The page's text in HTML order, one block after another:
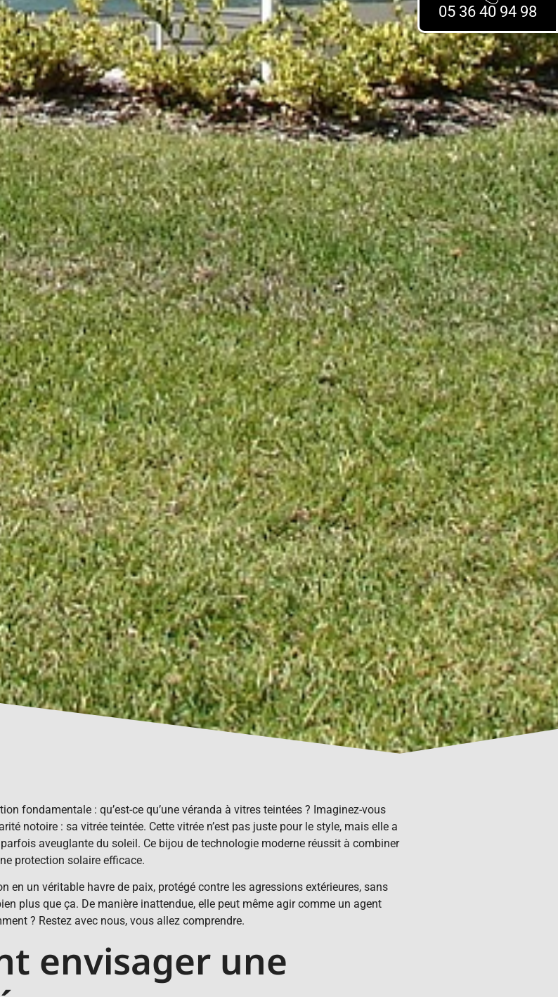
fondamentale : qu’est-ce qu’une véranda à vitres teintées ? Imaginez-vous
notoire : sa vitrée teintée. Cette vitrée n’est pas juste pour le style, mais elle a
aveuglante du soleil. Ce bijou de technologie moderne réussit à combiner
protection solaire efficace.
un véritable havre de paix, protégé contre les agressions extérieures, sans
plus que ça. De manière inattendue, elle peut même agir comme un agent
? Restez avec nous, vous allez comprendre.
envisager une
05 36 40 94 98